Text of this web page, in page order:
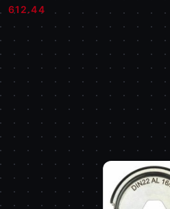
Cena:
Cena:
612.44